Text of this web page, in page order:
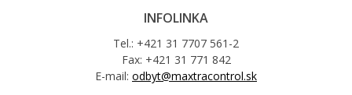
INFOLINKA
Tel.: +421 31 7707 561-2
Fax: +421 31 771 842
E-mail: odbyt@maxtracontrol.sk